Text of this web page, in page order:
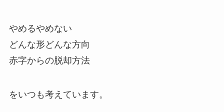
やめるやめない
どんな形どんな方向
赤字からの脱却方法
をいつも考えています。